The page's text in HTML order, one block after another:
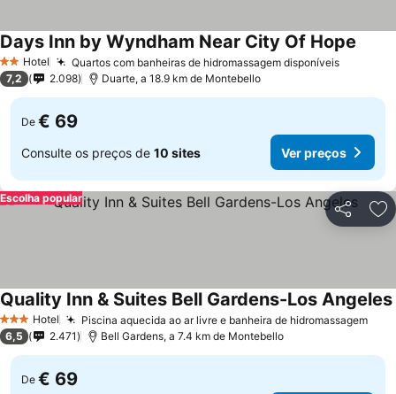
2 Estrelas
Hotel Quartos com banheiras de hidromassagem disponíveis
Days Inn by Wyndham Near City Of Hope
7,2 2.098 Duarte, a 18.9 km de Montebello
De € 69
Consulte os preços de 10 sites Ver preços
Partilhar
Escolha popular
3 EstrelasHotel Piscina aquecida ao ar livre e banheira de hidromassagem
Quality Inn & Suites Bell Gardens-Los Angeles
6,5 2.471 Bell Gardens, a 7.4 km de Montebello
De € 69